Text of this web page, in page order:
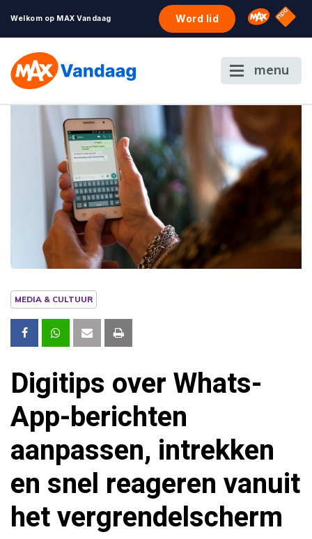
Welkom op MAX Vandaag Word lid Omroep
NPO
menu
MEDIA & CULTUUR
Digitips over Whats-
App-berichten
aanpassen, intrekken
en snel reageren vanuit
het vergrendelscherm